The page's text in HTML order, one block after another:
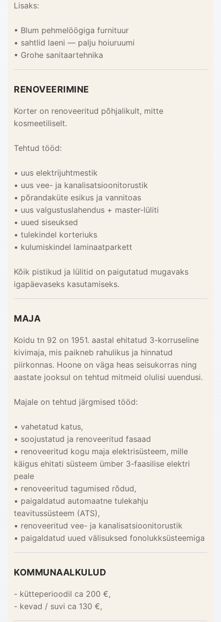
Lisaks:
• Blum pehmelöögiga furnituur
• sahtlid laeni — palju hoiuruumi
• Grohe sanitaartehnika
RENOVEERIMINE
Korter on renoveeritud põhjalikult, mitte
kosmeetiliselt.
Tehtud tööd:
• uus elektrijuhtmestik
• uus vee- ja kanalisatsioonitorustik
• põrandaküte esikus ja vannitoas
• uus valgustuslahendus + master-lüliti
• uued siseuksed
• tulekindel korteriuks
• kulumiskindel laminaatparkett
Kõik pistikud ja lülitid on paigutatud mugavaks
igapäevaseks kasutamiseks.
MAJA
Koidu tn 92 on 1951. aastal ehitatud 3-korruseline
kivimaja, mis paikneb rahulikus ja hinnatud
piirkonnas. Hoone on väga heas seisukorras ning
aastate jooksul on tehtud mitmeid olulisi uuendusi.
Majale on tehtud järgmised tööd:
• vahetatud katus,
• soojustatud ja renoveeritud fasaad
• renoveeritud kogu maja elektrisüsteem, mille
käigus ehitati süsteem ümber 3-faasilise elektri
peale
• renoveeritud tagumised rõdud,
• paigaldatud automaatne tulekahju
teavitussüsteem (ATS),
• renoveeritud vee- ja kanalisatsioonitorustik
• paigaldatud uued välisuksed fonolukksüsteemiga
KOMMUNAALKULUD
- kütteperioodil ca 200 €,
- kevad / suvi ca 130 €,